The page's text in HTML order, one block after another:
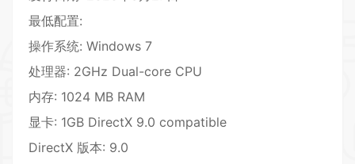
最低配置:
操作系统: Windows 7
处理器: 2GHz Dual-core CPU
内存: 1024 MB RAM
显卡: 1GB DirectX 9.0 compatible
DirectX 版本: 9.0